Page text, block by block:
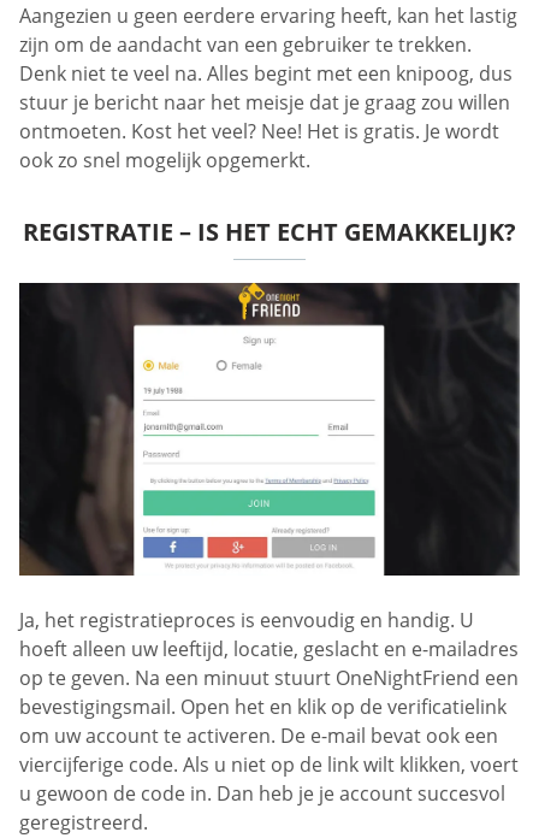
Aangezien u geen eerdere ervaring heeft, kan het lastig
zijn om de aandacht van een gebruiker te trekken.
Denk niet te veel na. Alles begint met een knipoog, dus
stuur je bericht naar het meisje dat je graag zou willen
ontmoeten. Kost het veel? Nee! Het is gratis. Je wordt
ook zo snel mogelijk opgemerkt.
REGISTRATIE – IS HET ECHT GEMAKKELIJK?
Ja, het registratieproces is eenvoudig en handig. U
hoeft alleen uw leeftijd, locatie, geslacht en e-mailadres
op te geven. Na een minuut stuurt OneNightFriend een
bevestigingsmail. Open het en klik op de verificatielink
om uw account te activeren. De e-mail bevat ook een
viercijferige code. Als u niet op de link wilt klikken, voert
u gewoon de code in. Dan heb je je account succesvol
geregistreerd.